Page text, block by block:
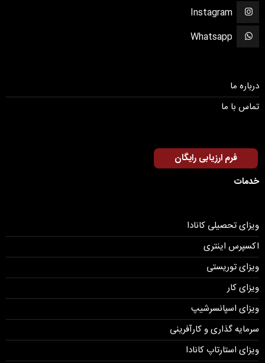
Instagram
Whatsapp
درباره ما
تماس با ما
فرم ارزیابی رایگان
خدمات
ویزای تحصیلی کانادا
اکسپرس اینتری
ویزای توریستی
ویزای کار
ویزای اسپانسرشیپ
سرمایه گذاری و کارآفرینی
ویزای استارتاپ کانادا